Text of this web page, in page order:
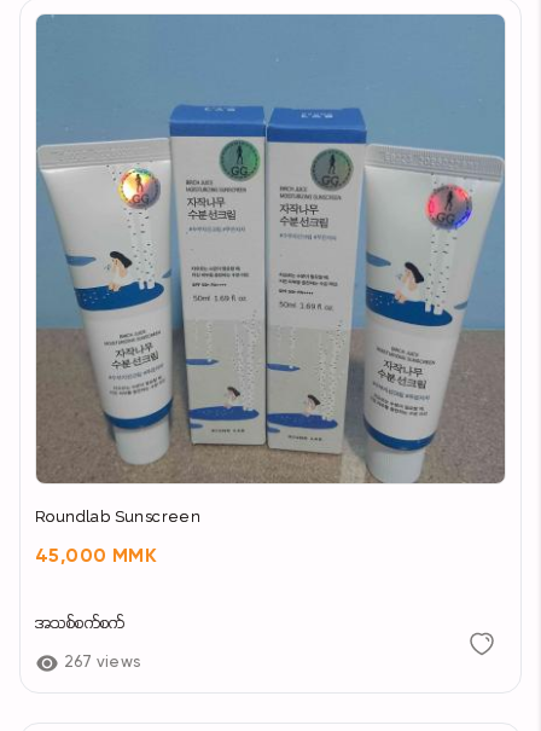
Roundlab Sunscreen
45,000 MMK
အသစ်စက်စက်
267 views